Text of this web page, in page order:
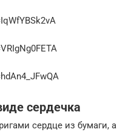
сердечка
сердце из бумаги, а